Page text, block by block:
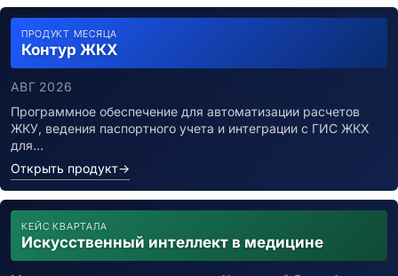
ПРОДУКТ МЕСЯЦА
Контур ЖКХ
АВГ 2026
Программное обеспечение для автоматизации расчетов
ЖКУ, ведения паспортного учета и интеграции с ГИС ЖКХ
для…
Открыть продукт→
КЕЙС КВАРТАЛА
Искусственный интеллект в медицине